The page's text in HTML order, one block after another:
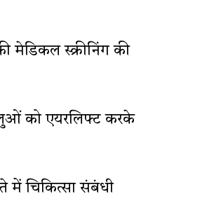
मेडिकल स्क्रीनिंग की
को एयरलिफ्ट करके
में चिकित्सा संबंधी